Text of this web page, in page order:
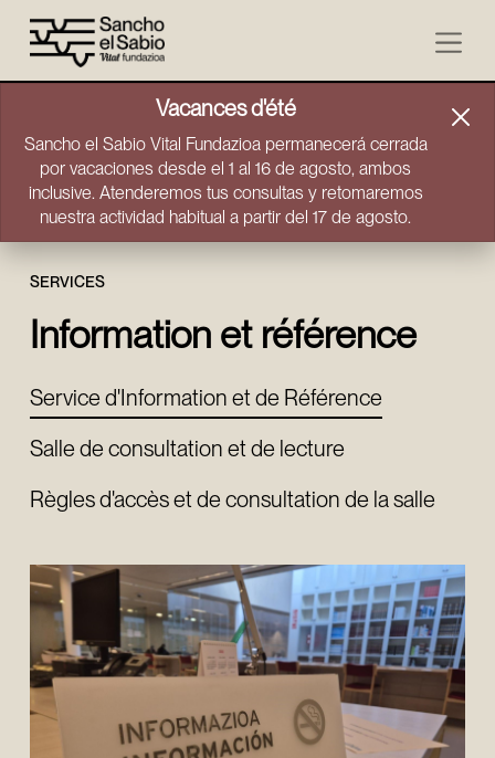
Aller directement au contenu
Vacances d'été
Sancho el Sabio Vital Fundazioa permanecerá cerrada
por vacaciones desde el 1 al 16 de agosto, ambos
inclusive. Atenderemos tus consultas y retomaremos
nuestra actividad habitual a partir del 17 de agosto.
SERVICES
Information et référence
Service d'Information et de Référence
Salle de consultation et de lecture
Règles d'accès et de consultation de la salle